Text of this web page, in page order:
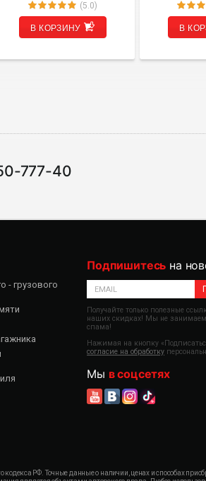
(5.0)
В КОРЗИНУ В
777-40
- грузового
Подпишитесь на
Получайте только полезные
наших скидках! Мы не
спама!
Нажимая на кнопку
согласие на обработку
Мы в соцсетях
РФ. Точные данные о наличии, ценах и способах